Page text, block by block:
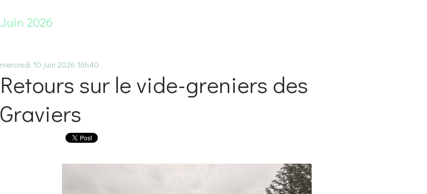
Juin 2026
mercredi 10 juin 2026 16h40
Retours sur le vide-greniers des
Graviers